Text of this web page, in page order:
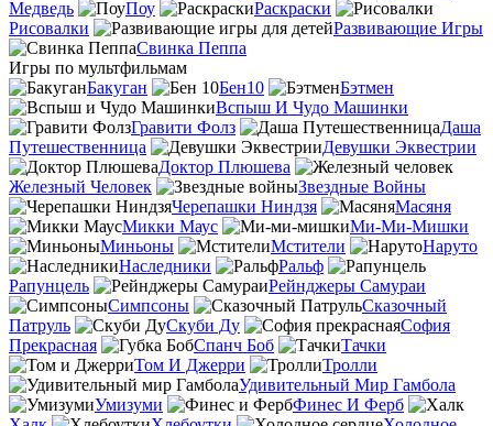
Медведь
Поу
Раскраски
Рисовалки
Развивающие Игры
Свинка Пеппа
Игры по мультфильмам
Бакуган
Бен10
Бэтмен
Вспыш И Чудо Машинки
Гравити Фолз
Даша
Путешественница
Девушки Эквестрии
Доктор Плюшева
Железный Человек
Звездные Войны
Черепашки Ниндзя
Масяня
Микки Маус
Ми-Ми-Мишки
Миньоны
Мстители
Наруто
Наследники
Ральф
Рапунцель
Рейнджеры Самураи
Симпсоны
Сказочный
Патруль
Скуби Ду
София
Прекрасная
Спанч Боб
Тачки
Том И Джерри
Тролли
Удивительный Мир Гамбола
Умизуми
Финес И Ферб